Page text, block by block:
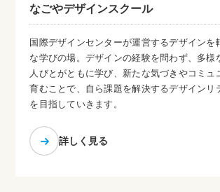
なごやデザインスクール
国際デザインセンターが運営するデザインを
な学びの場。デザインの経験を問わず、多様
人びとがともに学び、新たな気づきやコミュ
育むことで、自ら課題を解決するデザインリ
を目指していきます。
詳しく見る